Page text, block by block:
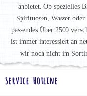
anbietet. Ob spezielles
Spirituosen, Wasser
passendes Über 2500
ist immer interessiert an
wir noch nicht im
Service Hotline